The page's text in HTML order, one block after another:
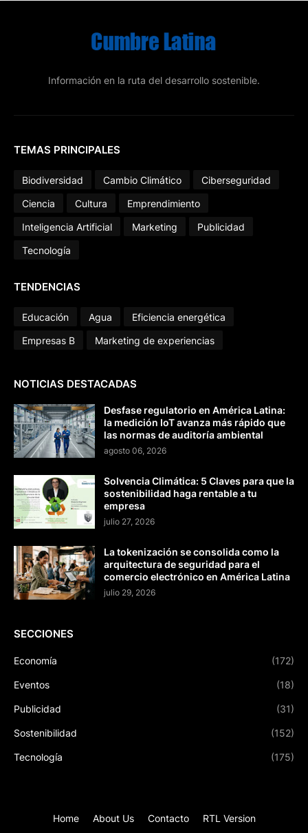
Información en la ruta del desarrollo sostenible.
TEMAS PRINCIPALES
Biodiversidad Cambio Climático
Ciberseguridad
Ciencia
Cultura
Emprendimiento
Inteligencia Artificial
Marketing
Publicidad
Tecnología
TENDENCIAS
Educación Agua
Eficiencia energética
Empresas B
Marketing de experiencias
NOTICIAS DESTACADAS
Desfase regulatorio en América Latina:
la medición IoT avanza más rápido que
las normas de auditoría ambiental
agosto 06, 2026
Solvencia Climática: 5 Claves para que la
sostenibilidad haga rentable a tu
empresa
julio 27, 2026
La tokenización se consolida como la
arquitectura de seguridad para el
comercio electrónico en América Latina
julio 29, 2026
SECCIONES
Economía (172)
Eventos (18)
Publicidad (31)
Sostenibilidad (152)
Tecnología (175)
Home About Us Contacto RTL Version